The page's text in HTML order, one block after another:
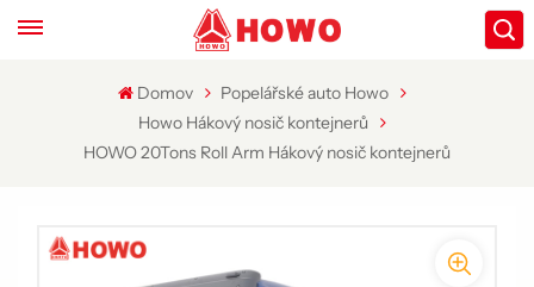
Domov
Popelářské auto Howo
Howo Hákový nosič kontejnerů
HOWO 20Tons Roll Arm Hákový nosič kontejnerů